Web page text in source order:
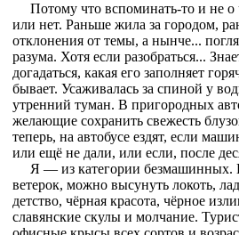
Потому что вспоминать-то и не о
или нет. Раньше жила за городом,
отклонения от темы, а нынче...
разума. Хотя если разобраться...
догадаться, какая его заполняет
бывает. Усаживалась за спиной у
утренний туман. В пригородных
желающие сохранить свежесть
теперь, на автобусе ездят, если
или ещё не дали, или если, после
Я — из категории
ветерок, можно высунуть локоть,
детство, чёрная красота, чёрное
славянские скулы и молчание.